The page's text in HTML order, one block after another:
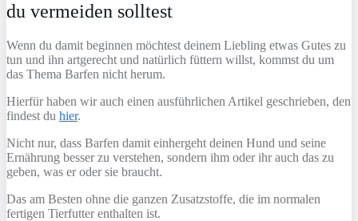
du vermeiden solltest
Wenn du damit beginnen möchtest deinem Liebling etwas Gutes zu
tun und ihn artgerecht und natürlich füttern willst, kommst du um
das Thema Barfen nicht herum.
Hierfür haben wir auch einen ausführlichen Artikel geschrieben, den
findest du hier.
Nicht nur, dass Barfen damit einhergeht deinen Hund und seine
Ernährung besser zu verstehen, sondern ihm oder ihr auch das zu
geben, was er oder sie braucht.
Das am Besten ohne die ganzen Zusatzstoffe, die im normalen
fertigen Tierfutter enthalten ist.